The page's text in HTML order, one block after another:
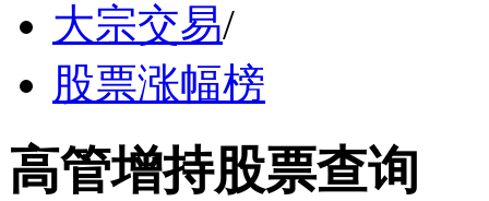
大宗交易/
股票涨幅榜
高管增持股票查询